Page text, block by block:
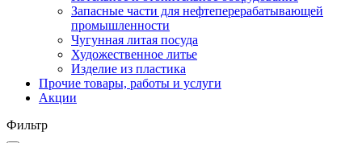
Запасные части для нефтеперерабатывающей
промышленности
Чугунная литая посуда
Художественное литье
Изделие из пластика
Прочие товары, работы и услуги
Акции
Фильтр